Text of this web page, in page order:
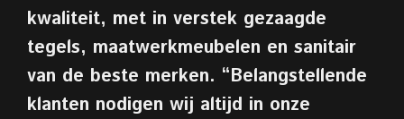
kwaliteit, met in verstek gezaagde
tegels, maatwerkmeubelen en sanitair
van de beste merken. “Belangstellende
klanten nodigen wij altijd in onze